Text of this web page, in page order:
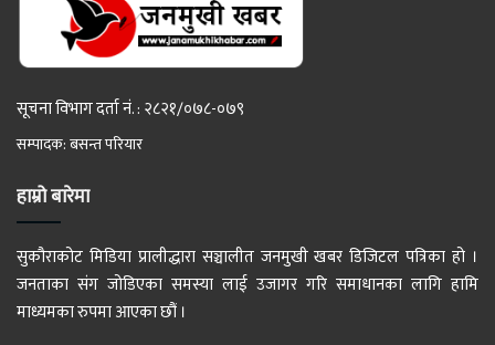
सूचना विभाग दर्ता नं. : २८२१/०७८-०७९
सम्पादक: बसन्त परियार
हाम्रो बारेमा
सुकौराकोट मिडिया प्रालीद्धारा सञ्चालीत जनमुखी खबर डिजिटल पत्रिका हो ।
जनताका संग जोडिएका समस्या लाई उजागर गरि समाधानका लागि हामि
माध्यमका रुपमा आएका छौं ।